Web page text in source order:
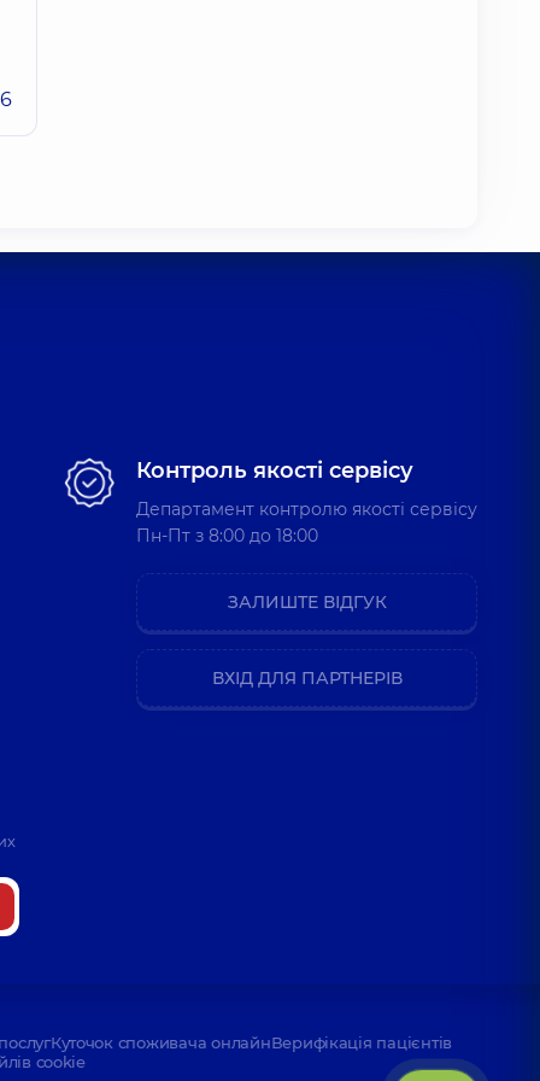
Контроль якості сервісу
Департамент контролю якості сервісу
Пн-Пт з 8:00 до 18:00
ЗАЛИШТЕ ВІДГУК
ВХІД ДЛЯ ПАРТНЕРІВ
Куточок споживача онлайнВерифікація пацієнтів
cookie